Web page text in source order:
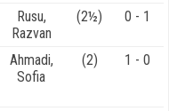
Rusu,
Razvan
(2½) 0 - 1
Ahmadi,
Sofia
(2) 1 - 0